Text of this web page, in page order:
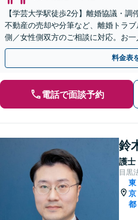
【学芸大学駅徒歩2分】離婚協議・調
不動産の売却や分筆など、離婚トラ
側／女性側双方のご相談に対応。お
さい【完全個室で対応】【当日・夜
料金表
電話で面談予約
鈴
護士
目黒
東
京
都